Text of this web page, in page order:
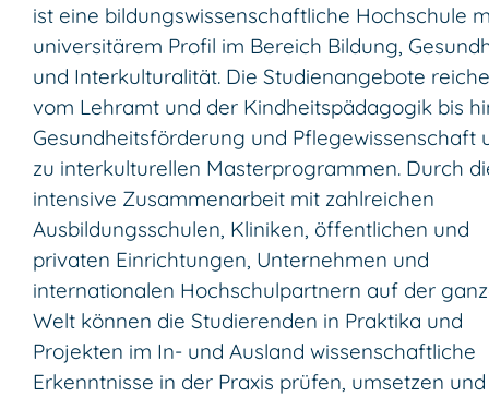
ist eine bildungswissenschaftliche Hochschule
universitärem Profil im Bereich Bildung,
und Interkulturalität. Die Studienangebote
vom Lehramt und der Kindheitspädagogik bis
Gesundheitsförderung und Pflegewissenschaft
zu interkulturellen Masterprogrammen. Durch
intensive Zusammenarbeit mit zahlreichen
Ausbildungsschulen, Kliniken, öffentlichen und
privaten Einrichtungen, Unternehmen und
internationalen Hochschulpartnern auf der
Welt können die Studierenden in Praktika und
Projekten im In- und Ausland wissenschaftliche
Erkenntnisse in der Praxis prüfen, umsetzen und